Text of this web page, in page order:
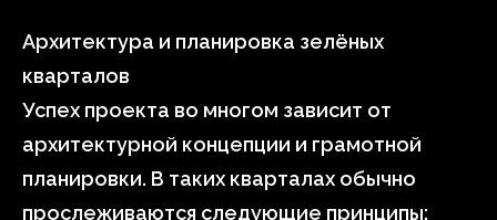
Архитектура и планировка зелёных
кварталов
Успех проекта во многом зависит от
архитектурной концепции и грамотной
планировки. В таких кварталах обычно
прослеживаются следующие принципы: